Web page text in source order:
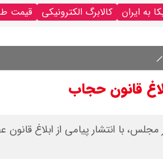
به ایران کالابرگ الکترونیکی قیمت
قانون حجاب
مجلس، با انتشار پیامی از ابلاغ